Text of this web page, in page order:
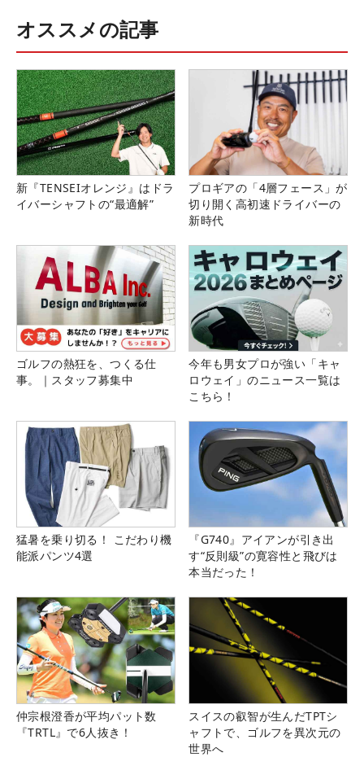
オススメの記事
新『TENSEIオレンジ』はドラ
イバーシャフトの“最適解”
プロギアの「4層フェース」が
切り開く高初速ドライバーの
新時代
ゴルフの熱狂を、つくる仕
事。｜スタッフ募集中
今年も男女プロが強い「キャ
ロウェイ」のニュース一覧は
こちら！
猛暑を乗り切る！ こだわり機
能派パンツ4選
『G740』アイアンが引き出
す“反則級”の寛容性と飛びは
本当だった！
仲宗根澄香が平均パット数
『TRTL』で6人抜き！
スイスの叡智が生んだTPTシ
ャフトで、ゴルフを異次元の
世界へ